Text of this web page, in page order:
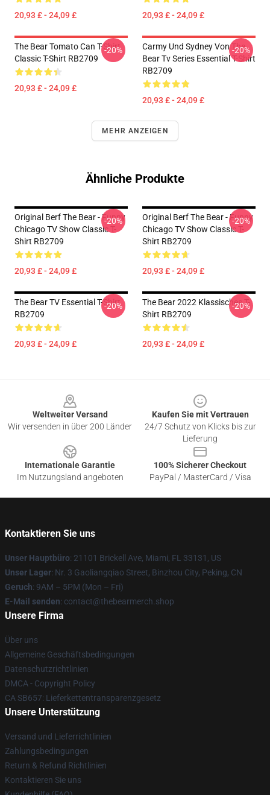
20,93 £ - 24,09 £ 20,93 £ - 24,09 £
The Bear Tomato Can T-Shirt
Classic T-Shirt RB2709
20,93 £ - 24,09 £
-20%
Carmy Und Sydney Von The
Bear Tv Series Essential T-Shirt
RB2709
20,93 £ - 24,09 £
-20%
MEHR ANZEIGEN
Ähnliche Produkte
Original Berf The Bear - Funny
Chicago TV Show Classic T-
Shirt RB2709
20,93 £ - 24,09 £
-20%
Original Berf The Bear - Funny
Chicago TV Show Classic T-
Shirt RB2709
20,93 £ - 24,09 £
-20%
The Bear TV Essential T-Shirt
RB2709
20,93 £ - 24,09 £
-20%
The Bear 2022 Klassisches T-
Shirt RB2709
20,93 £ - 24,09 £
-20%
Weltweiter Versand
Wir versenden in über 200 Länder
Kaufen Sie mit Vertrauen
24/7 Schutz von Klicks bis zur
Lieferung
Internationale Garantie
Im Nutzungsland angeboten
100% Sicherer Checkout
PayPal / MasterCard / Visa
Kontaktieren Sie uns
Unser Hauptbüro: 21101 Brickell Ave, Miami, FL 33131, US
Unser Lager: Nr. 3 Gaoliangqiao Street, Binzhou City, Peking, CN
Geruch: 9AM – 5PM (Mon – Fri)
E-Mail senden: contact@thebearmerch.shop
Unsere Firma
Über uns
Allgemeine Geschäftsbedingungen
Datenschutzrichtlinien
DMCA - Copyright Policy
CA SB657: Lieferkettentransparenzgesetz
Unsere Unterstützung
Versand und Lieferrichtlinien
Zahlungsbedingungen
Return & Refund Richtlinien
Kontaktieren Sie uns